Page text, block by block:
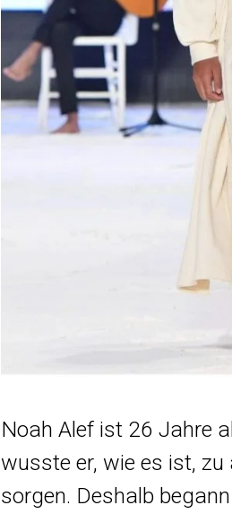
Noah Alef ist 26 Jahre
wusste er, wie es ist,
sorgen. Deshalb